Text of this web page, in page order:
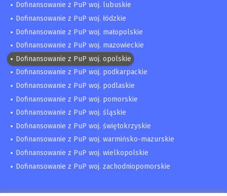
Dofinansowanie z PuP woj. lubuskie
Dofinansowanie z PuP woj. łódzkie
Dofinansowanie z PuP woj. małopolskie
Dofinansowanie z PuP woj. mazowieckie
Dofinansowanie z PuP woj. opolskie
Dofinansowanie z PuP woj. podkarpackie
Dofinansowanie z PuP woj. podlaskie
Dofinansowanie z PuP woj. pomorskie
Dofinansowanie z PuP woj. śląskie
Dofinansowanie z PuP woj. świętokrzyskie
Dofinansowanie z PuP woj. warmińsko-mazurskie
Dofinansowanie z PuP woj. wielkopolskie
Dofinansowanie z PuP woj. zachodniopomorskie